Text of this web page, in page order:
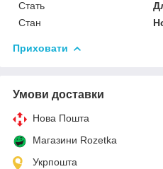
Стать
Стан
Приховати
Умови доставки
Нова Пошта
Магазини Rozetka
Укрпошта